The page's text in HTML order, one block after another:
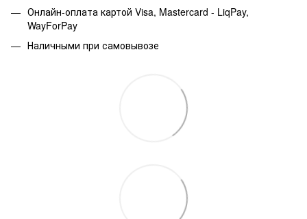
Онлайн-оплата картой Visa, Mastercard - LiqPay,
WayForPay
Наличными при самовывозе